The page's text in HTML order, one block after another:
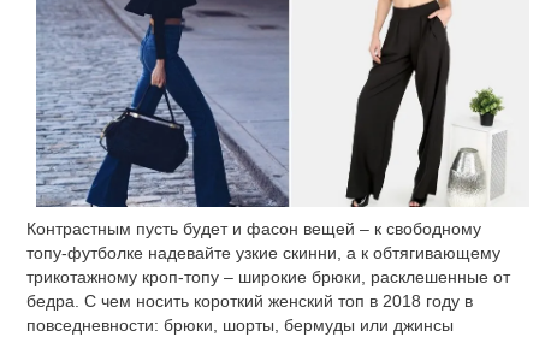
Контрастным пусть будет и фасон вещей – к свободному
топу-футболке надевайте узкие скинни, а к обтягивающему
трикотажному кроп-топу – широкие брюки, расклешенные от
бедра. С чем носить короткий женский топ в 2018 году в
повседневности: брюки, шорты, бермуды или джинсы